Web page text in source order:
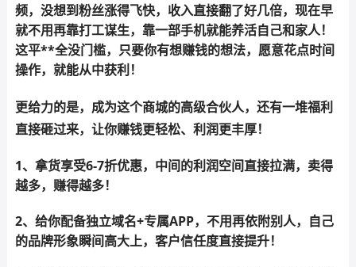
频，没想到粉丝涨得飞快，收入直接翻了好几倍，现在早
就不用再靠打工谋生，靠一部手机就能养活自己和家人！
这平**全没门槛，只要你有想赚钱的想法，愿意花点时间
操作，就能从中获利！
更给力的是，成为这个商城的高级合伙人，还有一堆福利
直接砸过来，让你赚钱更轻松、利润更丰厚！
1、拿货享受6-7折优惠，中间的利润空间直接拉满，卖得
越多，赚得越多！
2、给你配备独立域名+专属APP，不用再依附别人，自己
的品牌形象瞬间高大上，客户信任度直接提升！